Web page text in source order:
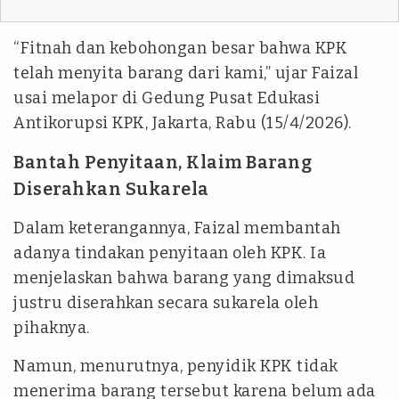
“Fitnah dan kebohongan besar bahwa KPK
telah menyita barang dari kami,” ujar Faizal
usai melapor di Gedung Pusat Edukasi
Antikorupsi KPK, Jakarta, Rabu (15/4/2026).
Bantah Penyitaan, Klaim Barang
Diserahkan Sukarela
Dalam keterangannya, Faizal membantah
adanya tindakan penyitaan oleh KPK. Ia
menjelaskan bahwa barang yang dimaksud
justru diserahkan secara sukarela oleh
pihaknya.
Namun, menurutnya, penyidik KPK tidak
menerima barang tersebut karena belum ada